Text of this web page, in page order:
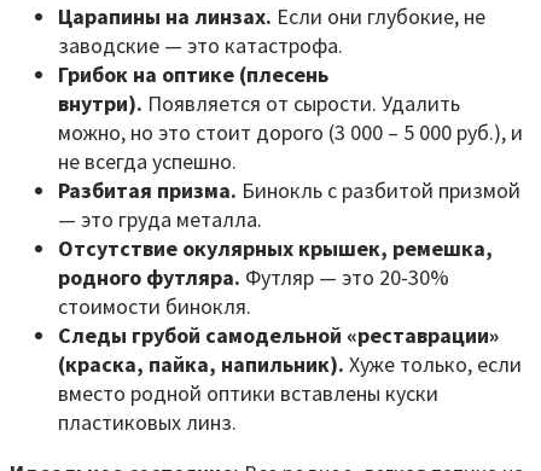
Царапины на линзах. Если они глубокие, не
заводские — это катастрофа.
Грибок на оптике (плесень
внутри). Появляется от сырости. Удалить
можно, но это стоит дорого (3 000 – 5 000 руб.), и
не всегда успешно.
Разбитая призма. Бинокль с разбитой призмой
— это груда металла.
Отсутствие окулярных крышек, ремешка,
родного футляра. Футляр — это 20-30%
стоимости бинокля.
Следы грубой самодельной «реставрации»
(краска, пайка, напильник). Хуже только, если
вместо родной оптики вставлены куски
пластиковых линз.